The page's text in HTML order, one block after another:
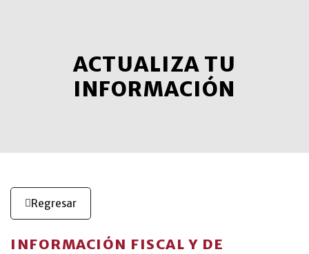
ACTUALIZA TU
INFORMACIÓN
Regresar
INFORMACIÓN FISCAL Y DE